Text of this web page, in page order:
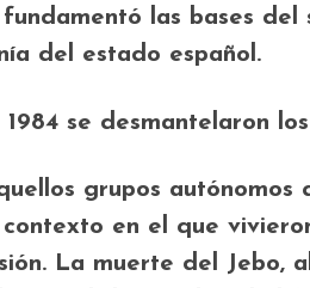
las bases del
del estado español.
se desmantelaron
grupos autónomos
en el que
La muerte del Jebo,